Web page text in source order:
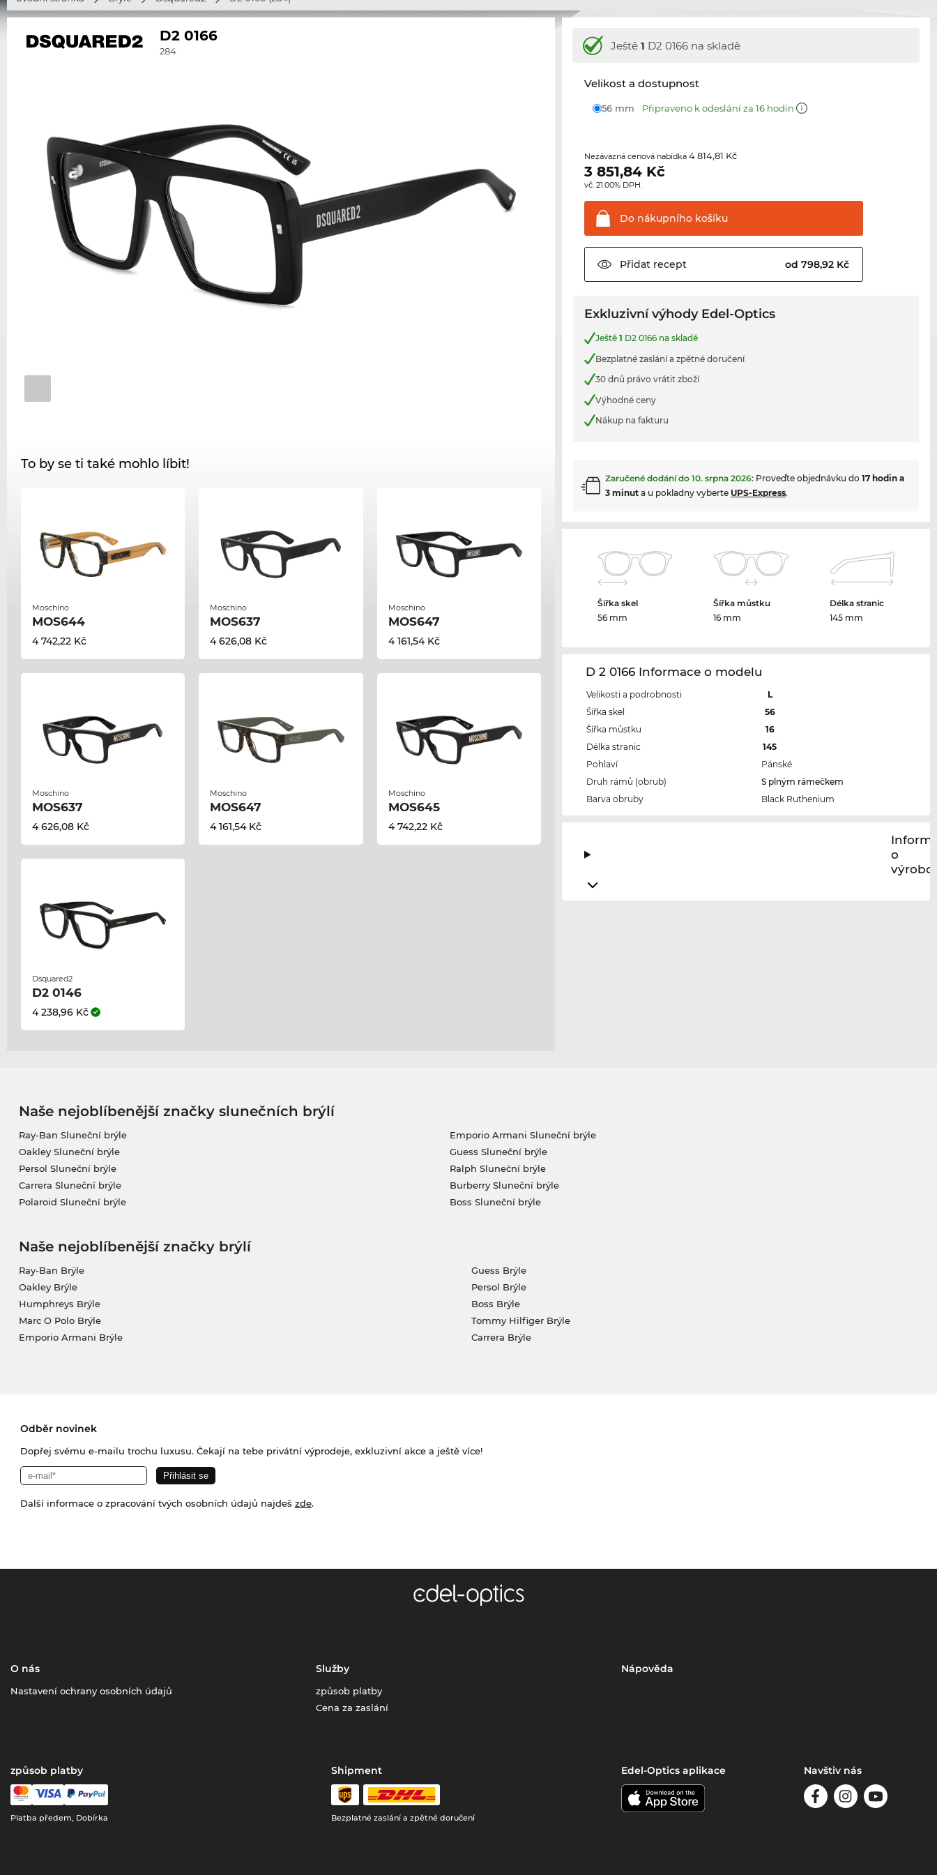
D2 0166
284
To by se ti také mohlo líbit!
Moschino
MOS644
4 742,22 Kč
Moschino
MOS637
4 626,08 Kč
Moschino
MOS647
4 161,54 Kč
Moschino
MOS637
4 626,08 Kč
Moschino
MOS647
4 161,54 Kč
Moschino
MOS645
4 742,22 Kč
Dsquared2
D2 0146
4 238,96 Kč
Ještě1 D2 0166 na skladě
Velikost a dostupnost
56 mm Připraveno k odeslání za 16 hodin
Nezávazná cenová nabídka4 814,81 Kč
3 851,84 Kč
vč. 21.00% DPH.
Do nákupního košíku
Přidat recept od 798,92 Kč
Exkluzivní výhody Edel-Optics
Ještě1 D2 0166 na skladě
Bezplatné zaslání a zpětné doručení
30 dnů právo vrátit zboží
Výhodné ceny
Nákup na fakturu
Zaručené dodání do10. srpna 2026: Proveďte objednávku do17 hodin a
3 minut a u pokladny vyberte UPS-Express.
Šířka skel
56 mm
Šířka můstku
16 mm
Délka stranic
145 mm
D 2 0166 Informace o modelu
Velikosti a podrobnosti
L
Šířka skel
56
Šířka můstku
16
Délka stranic
145
Pohlaví
Pánské
Druh rámů (obrub)
S plným rámečkem
Barva obruby
Black Ruthenium
o
výrobci
Naše nejoblíbenější značky slunečních brýlí
Ray-Ban Sluneční brýle
Oakley Sluneční brýle
Persol Sluneční brýle
Carrera Sluneční brýle
Polaroid Sluneční brýle
Emporio Armani Sluneční brýle
Guess Sluneční brýle
Ralph Sluneční brýle
Burberry Sluneční brýle
Boss Sluneční brýle
Naše nejoblíbenější značky brýlí
Ray-Ban Brýle
Oakley Brýle
Humphreys Brýle
Marc O Polo Brýle
Emporio Armani Brýle
Guess Brýle
Persol Brýle
Boss Brýle
Tommy Hilfiger Brýle
Carrera Brýle
Odběr novinek
Dopřej svému e-mailu trochu luxusu. Čekají na tebe privátní výprodeje, exkluzivní akce a ještě více!
Další informace o zpracování tvých osobních údajů najdeš zde.
O nás
Nastavení ochrany osobních údajů
Služby
způsob platby
Cena za zaslání
Nápověda
způsob platby
Platba předem, Dobírka
Shipment
Bezplatné zaslání a zpětné doručení
Edel-Optics aplikace Navštiv nás